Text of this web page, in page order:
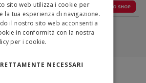
1 € 8.17 VAI ALLO SHOP
ENGLISH
sito web utilizza i cookie per
la tua esperienza di navigazione.
il nostro sito web acconsenti a
in conformità con la nostra
per i cookie.
NECESSARI